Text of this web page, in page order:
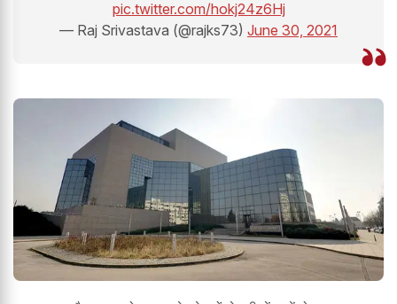
pic.twitter.com/hokj24z6Hj
— Raj Srivastava (@rajks73) June 30, 2021